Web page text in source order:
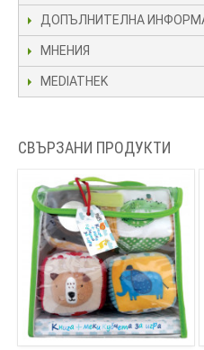
ДОПЪЛНИТЕЛНА
МНЕНИЯ
MEDIATHEK
СВЪРЗАНИ ПРОДУКТИ